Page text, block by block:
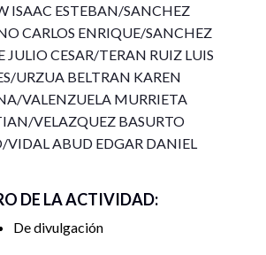
ISAAC ESTEBAN/SANCHEZ
CARLOS ENRIQUE/SANCHEZ
JULIO CESAR/TERAN RUIZ LUIS
URZUA BELTRAN KAREN
VALENZUELA MURRIETA
VELAZQUEZ BASURTO
VIDAL ABUD EDGAR DANIEL
DE LA ACTIVIDAD:
De divulgación